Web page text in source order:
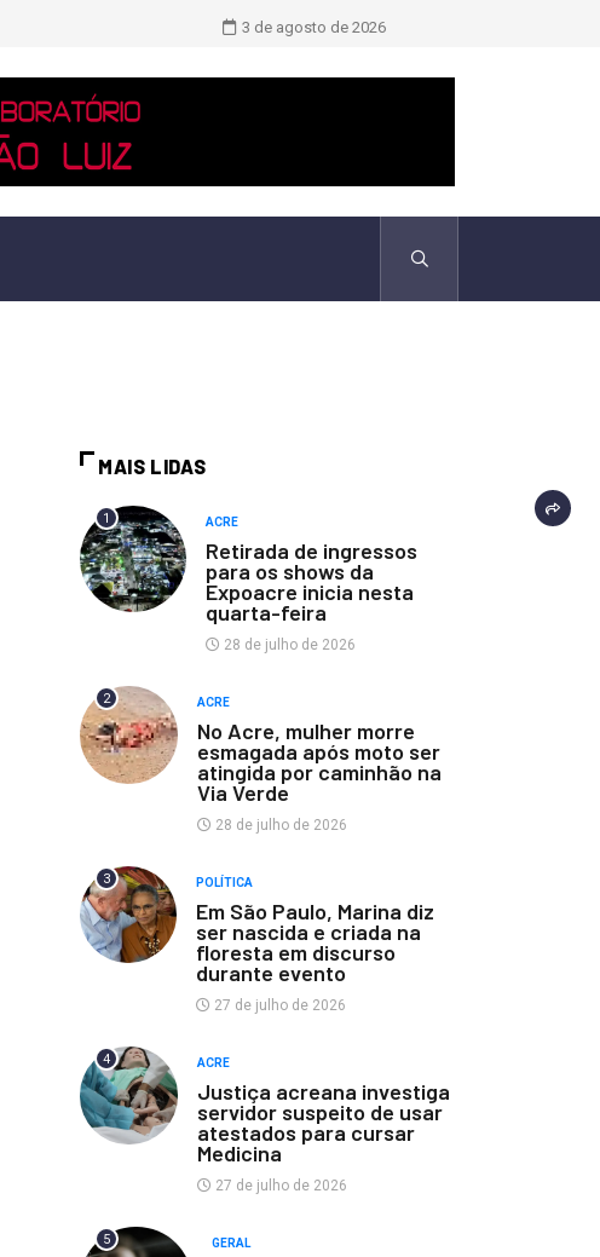
TCU identificou desvios de dinheiro
3 de agosto de 2026
MAIS LIDAS
1 ACRE
Retirada de ingressos
para os shows da
Expoacre inicia nesta
quarta-feira
28 de julho de 2026
2 ACRE
No Acre, mulher morre
esmagada após moto ser
atingida por caminhão na
Via Verde
28 de julho de 2026
3 POLÍTICA
Em São Paulo, Marina diz
ser nascida e criada na
floresta em discurso
durante evento
27 de julho de 2026
4 ACRE
Justiça acreana investiga
servidor suspeito de usar
atestados para cursar
Medicina
27 de julho de 2026
5 GERAL